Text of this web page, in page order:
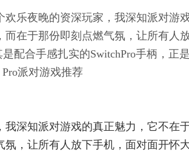
乐夜晚的资深玩家，我深知派对游
在于那份即刻点燃气氛，让所有人
配合手感扎实的SwitchPro手柄，正是
派对游戏推荐
深知派对游戏的真正魅力，它不在
，让所有人放下手机，面对面开怀